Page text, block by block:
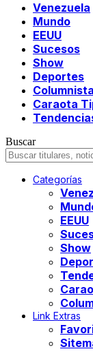
Venezuela
Mundo
EEUU
Sucesos
Show
Deportes
Caraota
Buscar
Categorías
EEUU
Show
Link Extras